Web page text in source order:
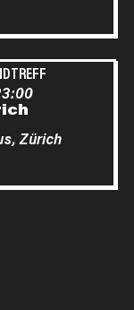
Zürich